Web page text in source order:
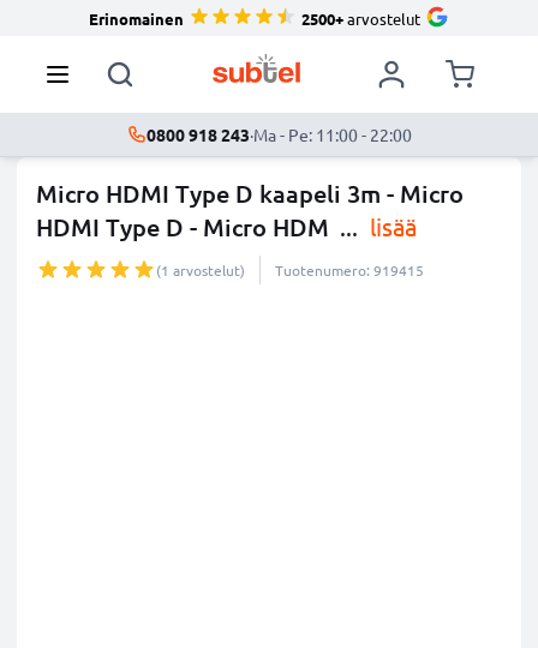
Erinomainen 2500+arvostelut
0800 918 243·Ma - Pe: 11:00 - 22:00
Micro HDMI Type D kaapeli 3m - Micro
HDMI Type D - Micro HDM ... lisää
(1 arvostelut) Tuotenumero: 919415